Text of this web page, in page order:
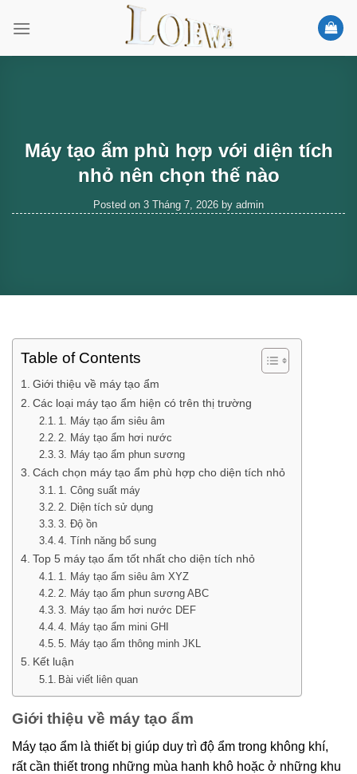
Máy tạo ẩm phù hợp với diện tích
nhỏ nên chọn thế nào
Posted on 3 Tháng 7, 2026 by admin
Table of Contents
Giới thiệu về máy tạo ẩm
Các loại máy tạo ẩm hiện có trên thị trường
1. Máy tạo ẩm siêu âm
2. Máy tạo ẩm hơi nước
3. Máy tạo ẩm phun sương
Cách chọn máy tạo ẩm phù hợp cho diện tích nhỏ
1. Công suất máy
2. Diện tích sử dụng
3. Độ ồn
4. Tính năng bổ sung
Top 5 máy tạo ẩm tốt nhất cho diện tích nhỏ
1. Máy tạo ẩm siêu âm XYZ
2. Máy tạo ẩm phun sương ABC
3. Máy tạo ẩm hơi nước DEF
4. Máy tạo ẩm mini GHI
5. Máy tạo ẩm thông minh JKL
Kết luận
Bài viết liên quan
Giới thiệu về máy tạo ẩm
Máy tạo ẩm là thiết bị giúp duy trì độ ẩm trong không khí,
rất cần thiết trong những mùa hanh khô hoặc ở những khu